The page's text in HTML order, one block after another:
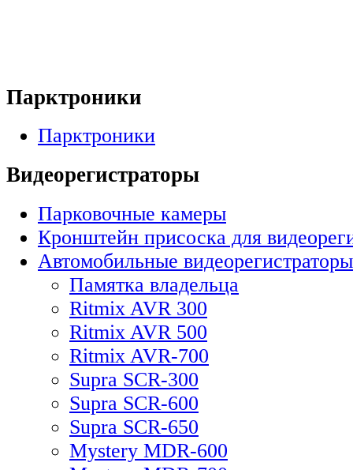
Парктроники
Парктроники
Видеорегистраторы
Парковочные камеры
Кронштейн присоска для
Автомобильные видеорегистраторы
Памятка владельца
Ritmix AVR 300
Ritmix AVR 500
Ritmix AVR-700
Supra SCR-300
Supra SCR-600
Supra SCR-650
Mystery MDR-600